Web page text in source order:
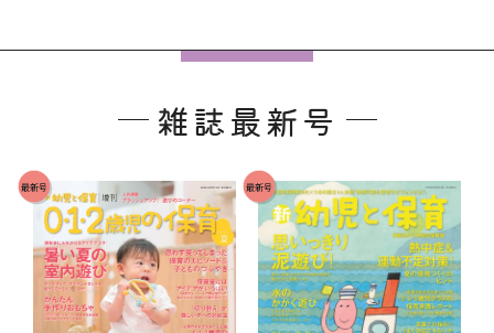
雑誌最新号
最新号 最新号